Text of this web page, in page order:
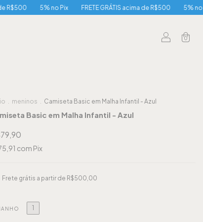
5% no Pix FRETE GRÁTIS acima de R$500 5% no Pix
0
. meninos . Camiseta Basic em Malha Infantil - Azul
Basic em Malha Infantil - Azul
com Pix
Frete grátis a partir de R$500,00
1